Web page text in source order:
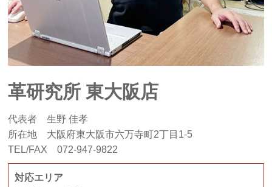
革研究所 東大阪店
代表者 生野 佳孝
所在地 大阪府東大阪市六万寺町2丁目1-5
TEL/FAX 072-947-9822
対応エリア